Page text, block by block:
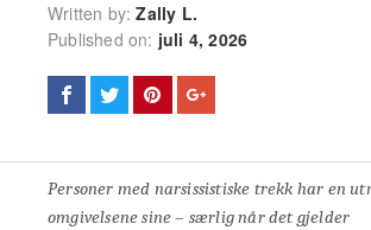
Written by:Zally L.
Published on: juli 4, 2026
Personer med narsissistiske trekk har en
omgivelsene sine – særlig når det gjelder